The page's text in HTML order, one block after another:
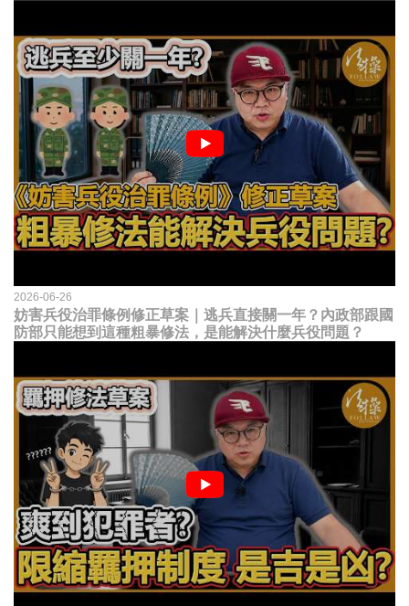
2026-06-26
妨害兵役治罪條例修正草案｜逃兵直接關一年？內政部跟國
防部只能想到這種粗暴修法，是能解決什麼兵役問題？